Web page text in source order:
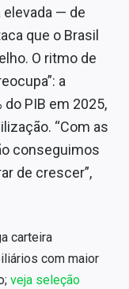
— de
que o Brasil
O ritmo de
a
do PIB em 2025,
“Com as
conseguimos
de crescer”,
carteira
com maior
veja seleção